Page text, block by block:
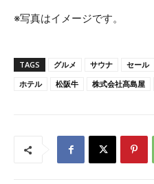
※写真はイメージです。
TAGS グルメ サウナ セール
ホテル
松阪牛 株式会社髙島屋